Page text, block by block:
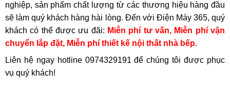
nghiệp, sản phẩm chất lượng từ các thương hiệu hàng đầu
sẽ làm quý khách hàng hài lòng. Đến với Điện Máy 365, quý
khách có thể được ưu đãi: Miễn phí tư vấn, Miễn phí vận
chuyển lắp đặt, Miễn phí thiết kế nội thất nhà bếp.
Liên hệ ngay hotline 0974329191 để chúng tôi được phục
vụ quý khách!